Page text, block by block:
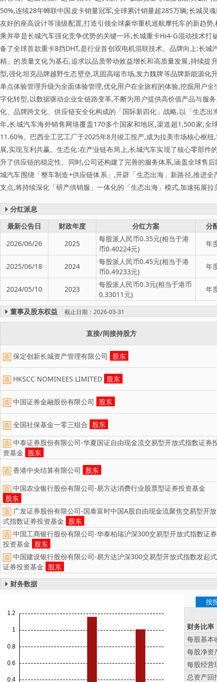
50%,连续28年蝉联中国皮卡销量冠军,全球累计销量超285万辆;长城灵
友好的座高设计等顶级配置,打造引领全球豪华重机巡航摩托车的新趋
乘并举是长城汽车强化竞争优势的关键一环,长城重卡Hi4-G混动技术
备了全球首款重卡8挡DHT,是行业首创双电机混联技术。品牌向上:长
精」的质量文化为基石,追求以品质带动效益增长和高质量发展,持续
型,强化坦克品牌越野生态壁垒,巩固高端市场,发力魏牌等品牌新能源
单点体验管理升级为全面体验管理,优化用户在全旅程的体验,挖掘用户
字化转型,以数据驱动企业全链路变革,不断为用户提供高价值产品与服
化、品牌跨文化、供应链安全化构成的「国际新四化」战略,以「生态
年,长城汽车海外销售网络覆盖170多个国家和地区,渠道超1,500家,
11.60%。巴西全工艺工厂于2025年8月竣工投产,成为拉美市场核心枢
展,实现互利共赢。生态化:在产业链布局上,长城汽车实现了核心零部
升了供应链的稳定性。同时,公司还构建了完善的服务体系,涵盖全球售
城汽车围绕「整车制造+供应链体系」,开辟「生态出海」新路径,推进
支点,将持续深化「研产供销服」一体化的「生态出海」模式,加速拓展
分红派息
最新公告日
财政年度 分红方案
分
2026/06/26
2025
每股派人民币0.35元(相当于港
币0.40224元)
年
2025/06/18 2024
每股派人民币0.45元(相当于港
币0.49233元)
年
2024/05/10 2023
每股派人民币0.3元(相当于港币
0.33011元)
年
董事及股东权益 截止日期：2026-03-31
直接/间接持股方
直 保定创新长城资产管理有限公司 股东
直 HKSCC NOMINEES LIMITED 股东
直 中国证券金融股份有限公司 股东
直 全国社保基金一零三组合 股东
直 中泰证券股份有限公司-华夏国证自由现金流交易型开放式指数证券
资基金 股东
直 香港中央结算有限公司 股东
直 中国农业银行股份有限公司-易方达消费行业股票型证券投资基金
股东
直 广发证券股份有限公司-国泰富时中国A股自由现金流聚焦交易型开放
式指数证券投资基金 股东
直 中国工商银行股份有限公司-华泰柏瑞沪深300交易型开放式指数证券
投资基金 股东
直 中国建设银行股份有限公司-易方达沪深300交易型开放式指数发起式
证券投资基金 股东
财务数据
按
财务比率
每股基本
每股净资
每股经营
总资产回